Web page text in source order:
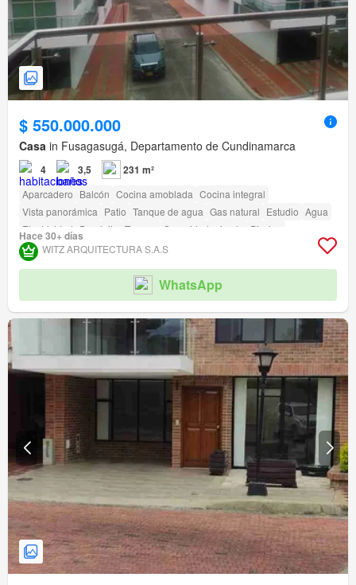
$ 550.000.000
Casa in Fusagasugá, Departamento de Cundinamarca
4 3,5 231 m²
Aparcadero Balcón Cocina amoblada Cocina integral
Vista panorámica Patio Tanque de agua Gas natural Estudio Agua
Electricidad Depósito Terraza Seguridad privada
Piscina
Área infantil Jardín Vigilante Barbecue
Acceso para personas con discapacidad
Hace 30+ días
WITZ ARQUITECTURA S.A.S
WhatsApp